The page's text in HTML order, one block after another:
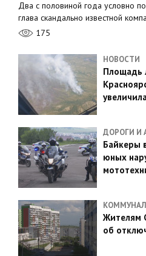
Два с половиной года условно
глава скандально известной
175
НОВОСТИ
Площадь
ДОРОГИ И
Байкеры
юных
Жителям
об